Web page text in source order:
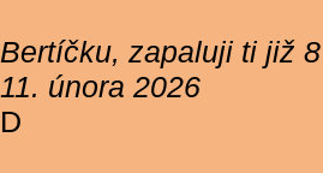
Bertíčku, zapaluji ti již
11. února 2026
D